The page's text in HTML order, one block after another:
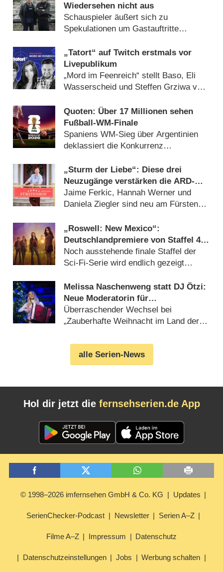
Wiedersehen nicht aus
Schauspieler äußert sich zu
Spekulationen um Gastauftritte
„Tatort“ auf Twitch erstmals vor
Livepublikum
„Mord im Feenreich“ stellt Baso, Eli
Wasserscheid und Steffen Grziwa vor
Quoten: Über 17 Millionen sehen
Fußball-WM-Finale
Spaniens WM-Sieg über Argentinien
deklassiert die Konkurrenz
„Sturm der Liebe“: Diese drei
Neuzugänge verstärken die ARD-
Telenovela
Jaime Ferkic, Hannah Werner und
Daniela Ziegler sind neu am Fürstenhof
„Roswell: New Mexico“:
Deutschlandpremiere von Staffel 4
wird tief in der Nacht versteckt
Noch ausstehende finale Staffel der
Sci-Fi-Serie wird endlich gezeigt
Melissa Naschenweng statt DJ Ötzi:
Neue Moderatorin für
Weihnachtsshow von ORF und BR
Überraschender Wechsel bei
„Zauberhafte Weihnacht im Land der
alle Serien-News
Hol dir jetzt die fernsehserien.de App
© 1998–2026 imfernsehen GmbH & Co. KG Updates
SerienChecker-Podcast Newsletter Serien A–Z
Filme A–Z Impressum Datenschutz
Datenschutzeinstellungen Jobs Werbung schalten